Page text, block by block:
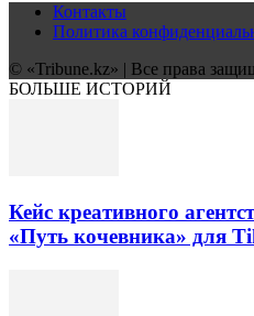
Контакты
Политика
© «Tribune.kz» | Все права
БОЛЬШЕ ИСТОРИЙ
Кейс креативного
«Путь кочевника» для